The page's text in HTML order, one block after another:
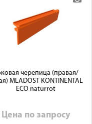
черепица (правая/
MLADOST KONTINENTAL
ECO naturrot
Цена по запросу